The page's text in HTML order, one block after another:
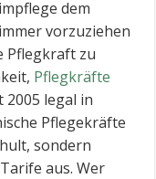
dem
vorzuziehen
Pflegkraft zu
Pflegkräfte
2005 legal in
Pflegekräfte
sondern
aus. Wer